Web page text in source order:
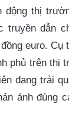
động thị
truyền dẫn
euro. Cụ
phủ trên thị
đang trải
ánh đúng